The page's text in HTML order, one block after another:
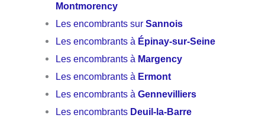
Montmorency
Les encombrants surSannois
Les encombrants à Épinay-sur-Seine
Les encombrants à Margency
Les encombrants à Ermont
Les encombrants àGennevilliers
Les encombrants Deuil-la-Barre